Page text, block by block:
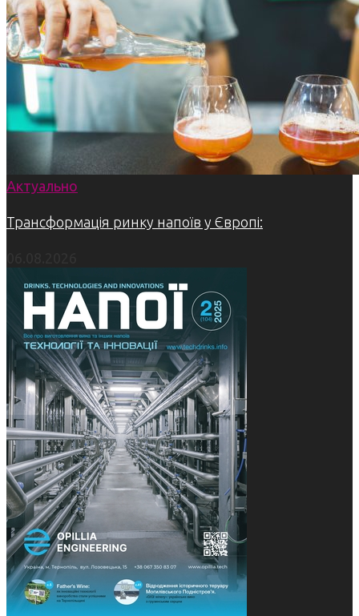
Актуально
Трансформація ринку напоїв у Європі: